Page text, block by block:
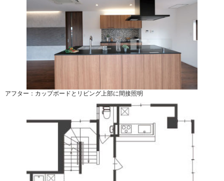
アフター：カップボードとリビング上部に間接照明